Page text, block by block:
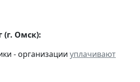
(г. Омск):
- организации уплачивают